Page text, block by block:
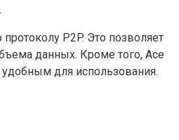
P2P. Это позволяет
данных. Кроме того, Ace
удобным для использования.